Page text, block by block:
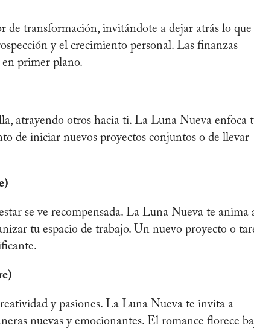
de transformación, invitándote a dejar atrás lo que
y el crecimiento personal. Las finanzas
en primer plano.
atrayendo otros hacia ti. La Luna Nueva enfoca
de iniciar nuevos proyectos conjuntos o de llevar
se ve recompensada. La Luna Nueva te anima
tu espacio de trabajo. Un nuevo proyecto o
y pasiones. La Luna Nueva te invita a
nuevas y emocionantes. El romance florece